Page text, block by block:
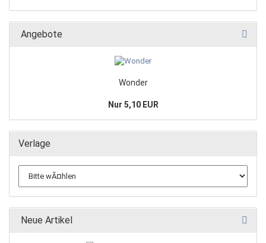
Angebote
Wonder
Nur 5,10 EUR
Verlage
Neue Artikel